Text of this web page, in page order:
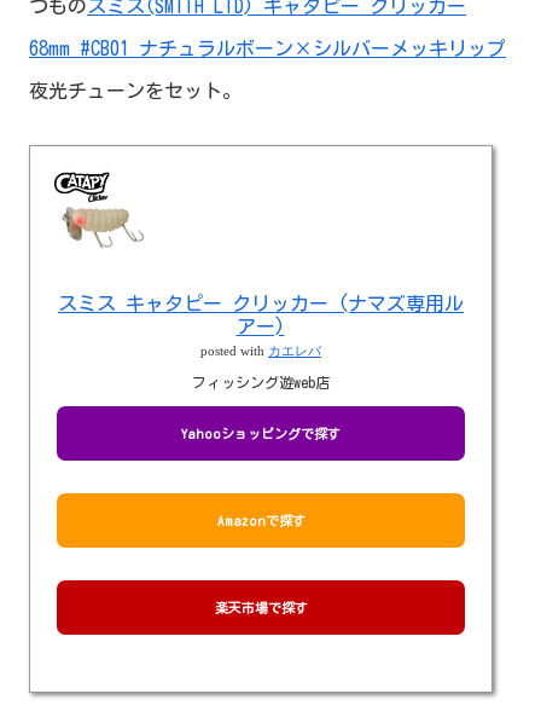
つものスミス(SMITH LTD) キャタピー クリッカー
68mm #CB01 ナチュラルボーン×シルバーメッキリップ
夜光チューンをセット。
スミス キャタピー クリッカー (ナマズ専用ル
アー)
posted with カエレバ
フィッシング遊web店
Yahooショッピングで探す
Amazonで探す
楽天市場で探す